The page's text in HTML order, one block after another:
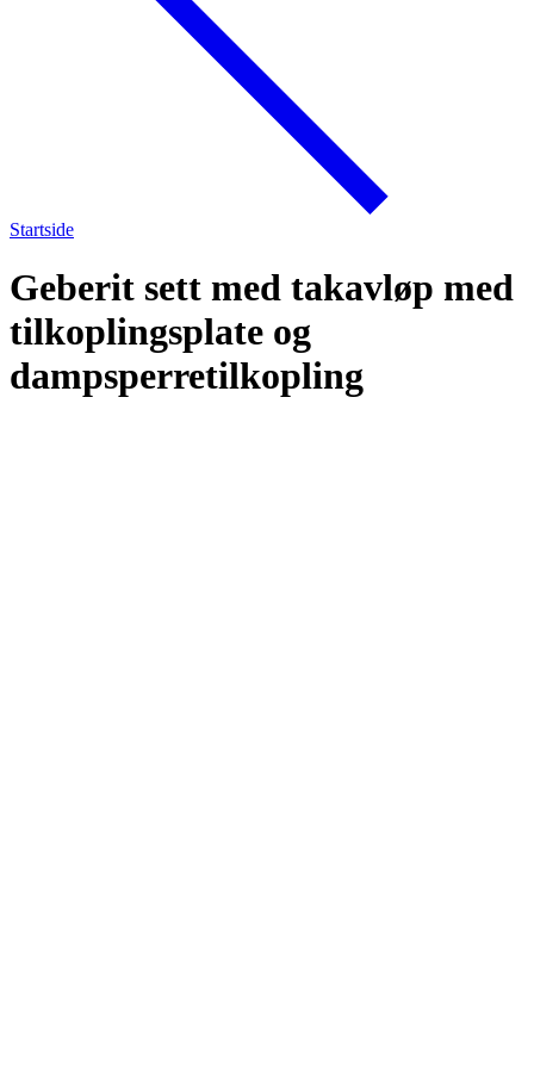
Startside
Geberit sett med takavløp med
tilkoplingsplate og
dampsperretilkopling